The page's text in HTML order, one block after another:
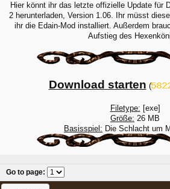
Hier könnt ihr das letzte offizielle Update für
2 herunterladen, Version 1.06. Ihr müsst
ihr die Edain-Mod installiert. Außerdem
Aufstieg des
Download starten (
Filetype: [exe]
Größe: 26 MB
Basisspiel: Die Schlacht um
Go to page: